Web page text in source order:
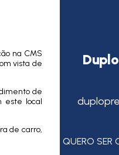
na CMS
vista de
de
este local
de carro,
QUERO SER